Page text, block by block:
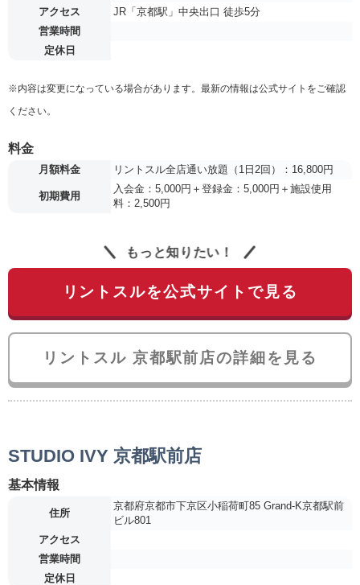
アクセス
JR「京都駅」中央出口 徒歩5分
営業時間
定休日
※内容は変更になっている場合があります。最新の情報は公式サイトをご確認
ください。
料金
月額料金 リントスル全店通い放題（1日2回）：16,800円
初期費用
入会金：5,000円＋登録金：5,000円＋施設使用
料：2,500円
もっと知りたい！
リントスルを公式サイトで見る
リントスル 京都駅前店の詳細を見る
STUDIO IVY 京都駅前店
基本情報
住所
京都府京都市下京区小稲荷町85 Grand-K京都駅前
ビル801
アクセス
営業時間
定休日